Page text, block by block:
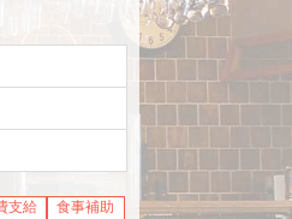
支給 食事補助